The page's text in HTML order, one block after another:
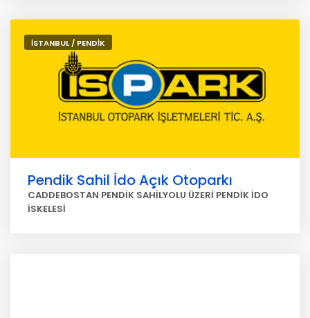
İSTANBUL / PENDİK
Pendik Sahil İdo Açık Otoparkı
CADDEBOSTAN PENDİK SAHİLYOLU ÜZERİ PENDİK İDO
İSKELESİ